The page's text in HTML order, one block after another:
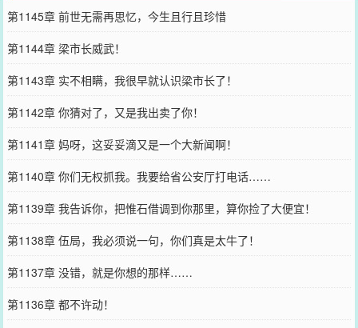
第1145章 前世无需再思忆，今生且行且珍惜
第1144章 梁市长威武！
第1143章 实不相瞒，我很早就认识梁市长了！
第1142章 你猜对了，又是我出卖了你！
第1141章 妈呀，这妥妥滴又是一个大新闻啊！
第1140章 你们无权抓我。我要给省公安厅打电话……
第1139章 我告诉你，把惟石借调到你那里，算你捡了大便宜！
第1138章 伍局，我必须说一句，你们真是太牛了！
第1137章 没错，就是你想的那样……
第1136章 都不许动！